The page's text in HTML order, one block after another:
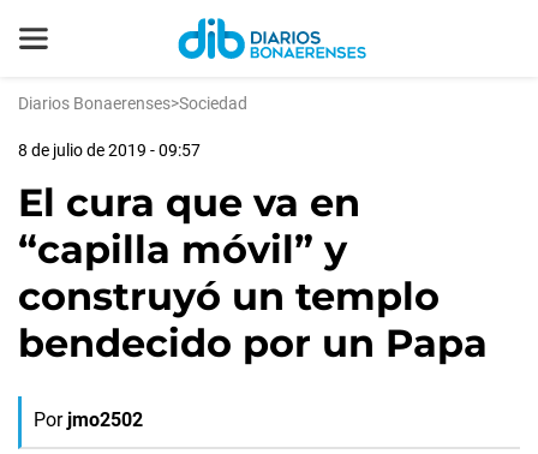
Diarios Bonaerenses>Sociedad
8 de julio de 2019 - 09:57
El cura que va en
“capilla móvil” y
construyó un templo
bendecido por un Papa
Por jmo2502